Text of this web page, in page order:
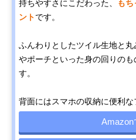
持ちやすさにこだわった、
も
ントです。
ふんわりとしたツイル生地と
やポーチといった身の回りの
す。
背面にはスマホの収納に便利な
Amazon